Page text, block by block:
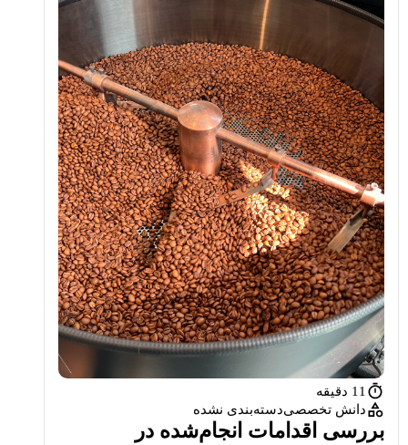
11 دقیقه
دانش تخصصیدسته‌بندی نشده
بررسی اقدامات انجام‌شده در